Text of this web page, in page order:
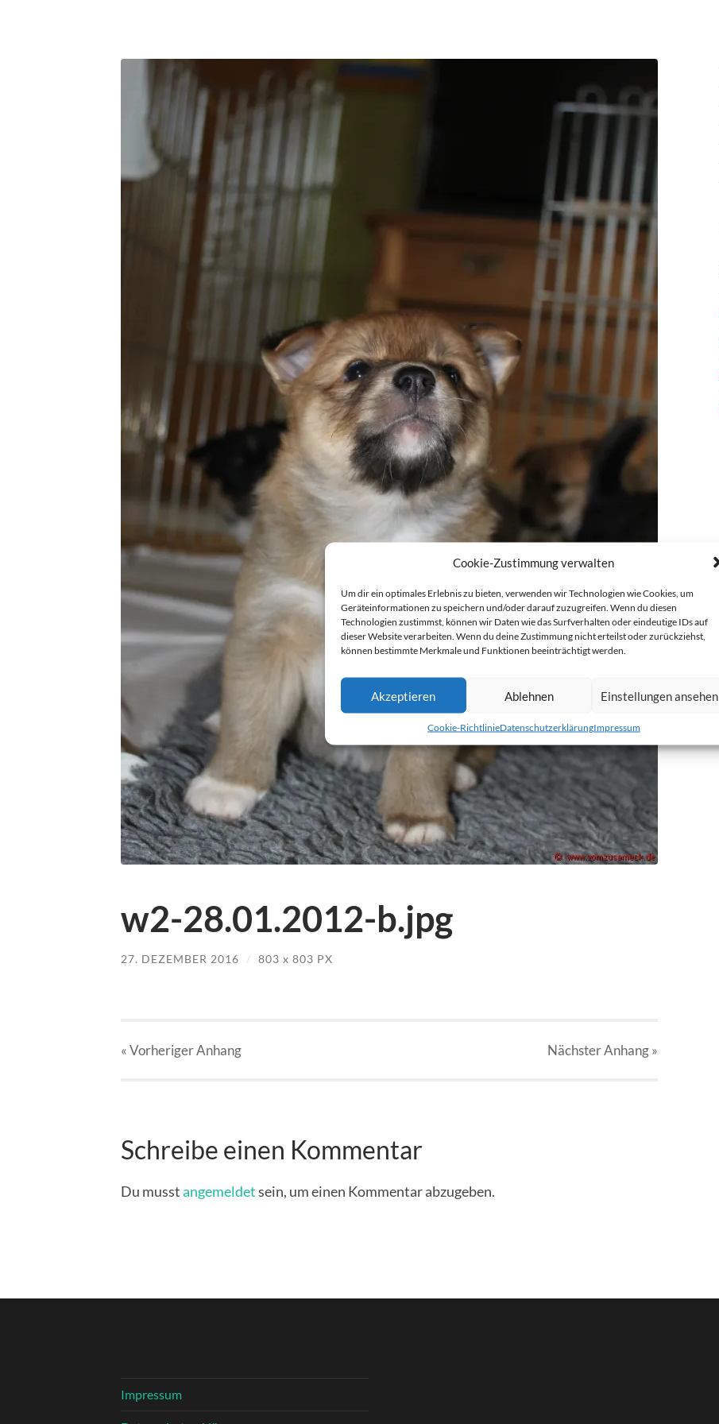
Cookie-Zustimmung verwalten
Um dir ein optimales Erlebnis zu bieten, verwenden wir Technologien wie Cookies, um
Geräteinformationen zu speichern und/oder darauf zuzugreifen. Wenn du diesen
Technologien zustimmst, können wir Daten wie das Surfverhalten oder eindeutige IDs auf
dieser Website verarbeiten. Wenn du deine Zustimmung nicht erteilst oder zurückziehst,
können bestimmte Merkmale und Funktionen beeinträchtigt werden.
Akzeptieren Ablehnen Einstellungen ansehen
Cookie-RichtlinieDatenschutzerklärungImpressum
w2-28.01.2012-b.jpg
27. DEZEMBER 2016 / 803 x 803 PX
« VorherigerAnhang NächsterAnhang»
Schreibe einen Kommentar
Du musstangemeldetsein, um einen Kommentar abzugeben.
Impressum